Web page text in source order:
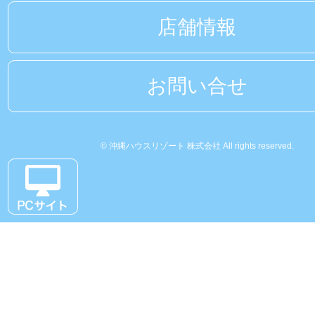
店舗情報
お問い合せ
© 沖縄ハウスリゾート 株式会社 All rights reserved.